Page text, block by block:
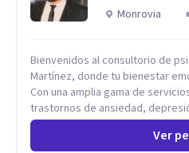
Monrovia
Bienvenidos al consultorio de
Martínez, donde tu bienestar
Con una amplia gama de
trastornos de ansiedad,
emocionales, estamos
tratamiento para mejorar tu salud mental.
Ver